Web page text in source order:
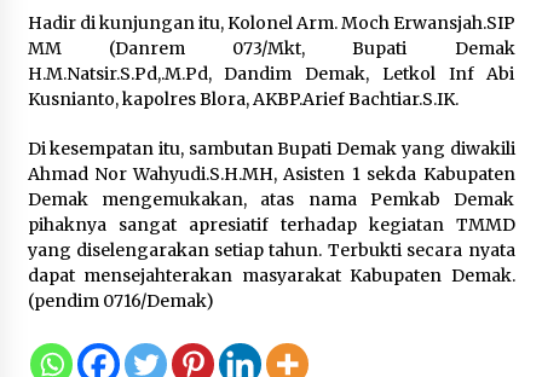
Registrasi Indonesia Sports Summit
2026 Resmi Dibuka, Siap Hadirkan
8 Agustus 2026
Timnas Indonesia Diharapkan
Bangkit Usai Takluk dari Vietnam di
Piala AFF 2026
8 Agustus 2026
Hadir di kunjungan itu, Kolonel Arm. Moch Erwansjah.SIP
MM (Danrem 073/Mkt, Bupati Demak
H.M.Natsir.S.Pd,.M.Pd, Dandim Demak, Letkol Inf Abi
Kusnianto, kapolres Blora, AKBP.Arief Bachtiar.S.IK.
Di kesempatan itu, sambutan Bupati Demak yang diwakili
Ahmad Nor Wahyudi.S.H.MH, Asisten 1 sekda Kabupaten
Demak mengemukakan, atas nama Pemkab Demak
pihaknya sangat apresiatif terhadap kegiatan TMMD
yang diselengarakan setiap tahun. Terbukti secara nyata
dapat mensejahterakan masyarakat Kabupaten Demak.
(pendim 0716/Demak)